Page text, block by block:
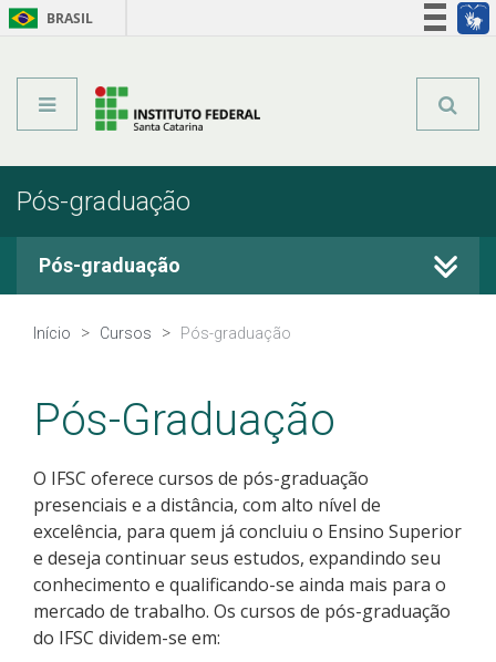
BRASIL
Pós-graduação
Pós-graduação
Cursos Técnicos
Qualificação Profissional
Pós-graduação
Educação a Distância
Educação de Jovens e Adultos
Início Cursos Pós-graduação
Pós-Graduação
O IFSC oferece cursos de pós-graduação
presenciais e a distância, com alto nível de
excelência, para quem já concluiu o Ensino Superior
e deseja continuar seus estudos, expandindo seu
conhecimento e qualificando-se ainda mais para o
mercado de trabalho. Os cursos de pós-graduação
do IFSC dividem-se em: